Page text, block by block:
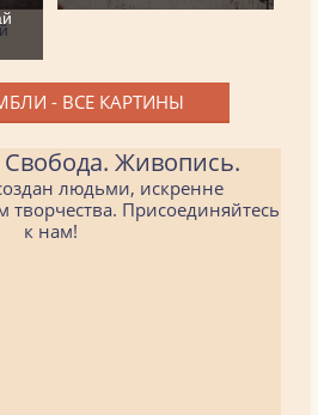
- ВСЕ КАРТИНЫ
Свобода. Живопись.
людьми, искренне
Присоединяйтесь
к нам!